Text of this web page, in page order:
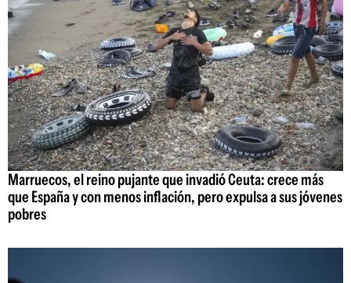
Marruecos, el reino pujante que invadió Ceuta: crece más
que España y con menos inflación, pero expulsa a sus jóvenes
pobres